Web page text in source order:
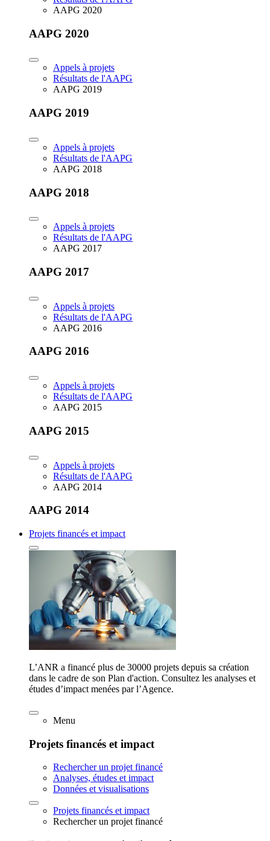
AAPG 2020
AAPG 2020
Appels à projets
Résultats de l'AAPG
AAPG 2019
AAPG 2019
Appels à projets
Résultats de l'AAPG
AAPG 2018
AAPG 2018
Appels à projets
Résultats de l'AAPG
AAPG 2017
AAPG 2017
Appels à projets
Résultats de l'AAPG
AAPG 2016
AAPG 2016
Appels à projets
Résultats de l'AAPG
AAPG 2015
AAPG 2015
Appels à projets
Résultats de l'AAPG
AAPG 2014
AAPG 2014
Projets financés et impact
L’ANR a financé plus de 30000 projets depuis sa création
dans le cadre de son Plan d'action. Consultez les analyses et
études d’impact menées par l’Agence.
Menu
Projets financés et impact
Rechercher un projet financé
Analyses, études et impact
Données et visualisations
Projets financés et impact
Rechercher un projet financé